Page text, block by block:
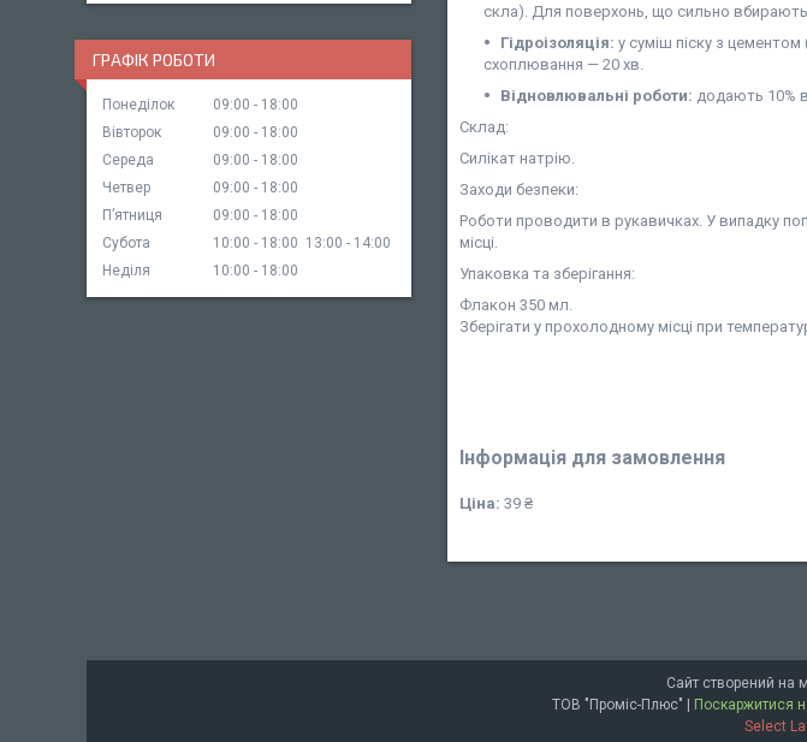
скла). Для поверхонь, що сильно вбирають
Гідроізоляція: у суміш піску з
схоплювання — 20 хв.
Відновлювальні роботи: додають 10%
Склад:
Силікат натрію.
Заходи безпеки:
Роботи проводити в рукавичках. У випадку
місці.
Упаковка та зберігання:
Флакон 350 мл.
Зберігати у прохолодному місці при
Інформація для замовлення
Ціна: 39 ₴
ГРАФІК РОБОТИ
Понеділок 09:00
18:00
Вівторок
09:00
18:00
Середа
09:00
18:00
Четвер
09:00
18:00
Пʼятниця
09:00
18:00
Субота
10:00 18:00 13:00
14:00
Неділя
10:00 18:00
Сайт створений на
ТОВ "Проміс-Плюс" | Поскаржитися
Select